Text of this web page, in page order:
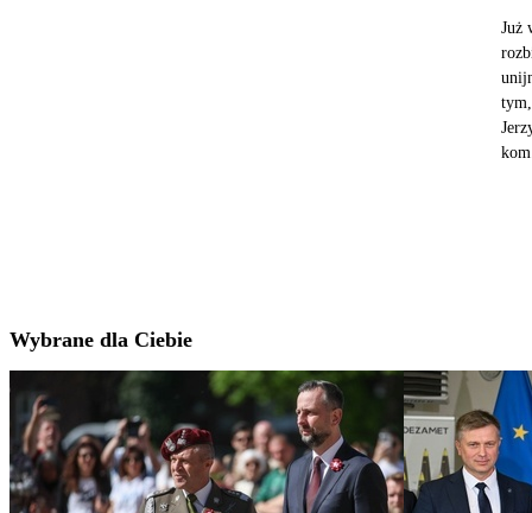
Już
Wybrane dla Ciebie